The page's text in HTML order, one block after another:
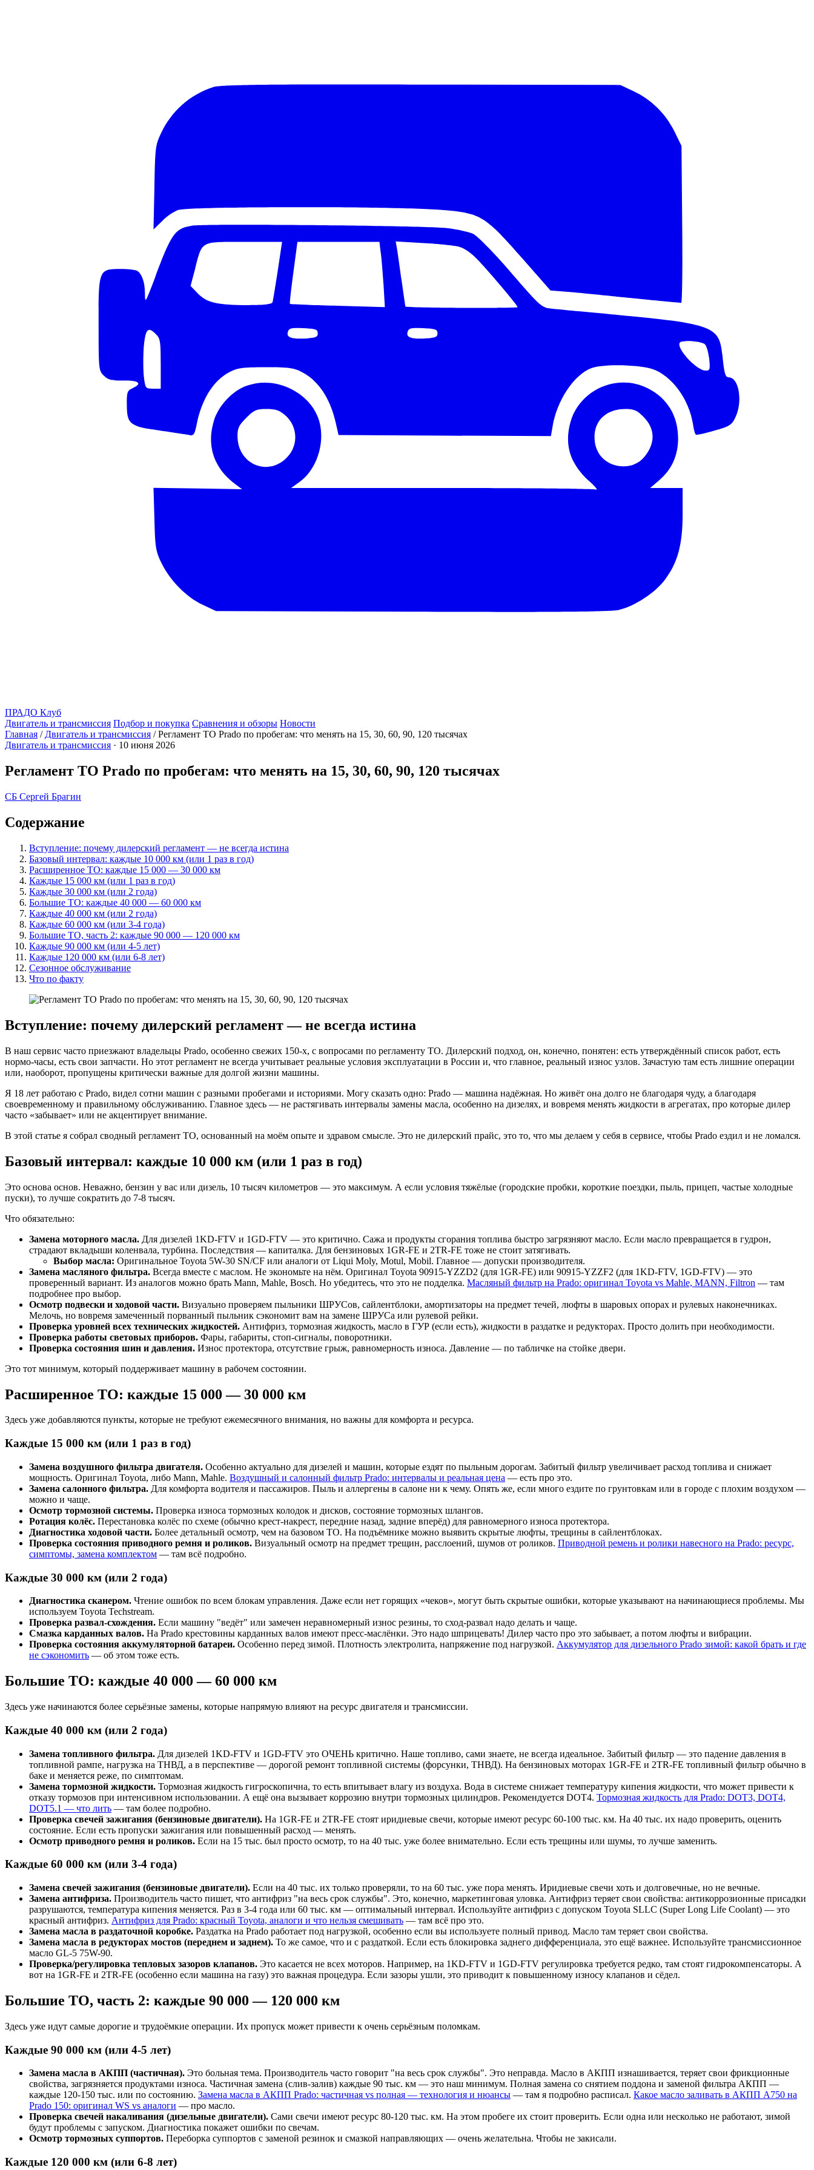
ПРАДО Клуб
Двигатель и трансмиссия Подбор и покупка Сравнения и обзоры Новости
Главная / Двигатель и трансмиссия / Регламент ТО Prado по пробегам: что менять на 15, 30, 60, 90, 120 тысячах
Двигатель и трансмиссия · 10 июня 2026
Регламент ТО Prado по пробегам: что менять на 15, 30, 60, 90, 120 тысячах
СБ Сергей Брагин
Содержание
Вступление: почему дилерский регламент — не всегда истина
Базовый интервал: каждые 10 000 км (или 1 раз в год)
Расширенное ТО: каждые 15 000 — 30 000 км
Каждые 15 000 км (или 1 раз в год)
Каждые 30 000 км (или 2 года)
Большие ТО: каждые 40 000 — 60 000 км
Каждые 40 000 км (или 2 года)
Каждые 60 000 км (или 3-4 года)
Большие ТО, часть 2: каждые 90 000 — 120 000 км
Каждые 90 000 км (или 4-5 лет)
Каждые 120 000 км (или 6-8 лет)
Сезонное обслуживание
Что по факту
Вступление: почему дилерский регламент — не всегда истина
В наш сервис часто приезжают владельцы Prado, особенно свежих 150-х, с вопросами по регламенту ТО. Дилерский подход, он, конечно, понятен: есть утверждённый список работ, есть
нормо-часы, есть свои запчасти. Но этот регламент не всегда учитывает реальные условия эксплуатации в России и, что главное, реальный износ узлов. Зачастую там есть лишние операции
или, наоборот, пропущены критически важные для долгой жизни машины.
Я 18 лет работаю с Prado, видел сотни машин с разными пробегами и историями. Могу сказать одно: Prado — машина надёжная. Но живёт она долго не благодаря чуду, а благодаря
своевременному и правильному обслуживанию. Главное здесь — не растягивать интервалы замены масла, особенно на дизелях, и вовремя менять жидкости в агрегатах, про которые дилер
часто «забывает» или не акцентирует внимание.
В этой статье я собрал сводный регламент ТО, основанный на моём опыте и здравом смысле. Это не дилерский прайс, это то, что мы делаем у себя в сервисе, чтобы Prado ездил и не ломался.
Базовый интервал: каждые 10 000 км (или 1 раз в год)
Это основа основ. Неважно, бензин у вас или дизель, 10 тысяч километров — это максимум. А если условия тяжёлые (городские пробки, короткие поездки, пыль, прицеп, частые холодные
пуски), то лучше сократить до 7-8 тысяч.
Что обязательно:
Замена моторного масла. Для дизелей 1KD-FTV и 1GD-FTV — это критично. Сажа и продукты сгорания топлива быстро загрязняют масло. Если масло превращается в гудрон,
страдают вкладыши коленвала, турбина. Последствия — капиталка. Для бензиновых 1GR-FE и 2TR-FE тоже не стоит затягивать.
Выбор масла: Оригинальное Toyota 5W-30 SN/CF или аналоги от Liqui Moly, Motul, Mobil. Главное — допуски производителя.
Замена масляного фильтра. Всегда вместе с маслом. Не экономьте на нём. Оригинал Toyota 90915-YZZD2 (для 1GR-FE) или 90915-YZZF2 (для 1KD-FTV, 1GD-FTV) — это
проверенный вариант. Из аналогов можно брать Mann, Mahle, Bosch. Но убедитесь, что это не подделка. Масляный фильтр на Prado: оригинал Toyota vs Mahle, MANN, Filtron — там
подробнее про выбор.
Осмотр подвески и ходовой части. Визуально проверяем пыльники ШРУСов, сайлентблоки, амортизаторы на предмет течей, люфты в шаровых опорах и рулевых наконечниках.
Мелочь, но вовремя замеченный порванный пыльник сэкономит вам на замене ШРУСа или рулевой рейки.
Проверка уровней всех технических жидкостей. Антифриз, тормозная жидкость, масло в ГУР (если есть), жидкости в раздатке и редукторах. Просто долить при необходимости.
Проверка работы световых приборов. Фары, габариты, стоп-сигналы, поворотники.
Проверка состояния шин и давления. Износ протектора, отсутствие грыж, равномерность износа. Давление — по табличке на стойке двери.
Это тот минимум, который поддерживает машину в рабочем состоянии.
Расширенное ТО: каждые 15 000 — 30 000 км
Здесь уже добавляются пункты, которые не требуют ежемесячного внимания, но важны для комфорта и ресурса.
Каждые 15 000 км (или 1 раз в год)
Замена воздушного фильтра двигателя. Особенно актуально для дизелей и машин, которые ездят по пыльным дорогам. Забитый фильтр увеличивает расход топлива и снижает
мощность. Оригинал Toyota, либо Mann, Mahle. Воздушный и салонный фильтр Prado: интервалы и реальная цена — есть про это.
Замена салонного фильтра. Для комфорта водителя и пассажиров. Пыль и аллергены в салоне ни к чему. Опять же, если много ездите по грунтовкам или в городе с плохим воздухом —
можно и чаще.
Осмотр тормозной системы. Проверка износа тормозных колодок и дисков, состояние тормозных шлангов.
Ротация колёс. Перестановка колёс по схеме (обычно крест-накрест, передние назад, задние вперёд) для равномерного износа протектора.
Диагностика ходовой части. Более детальный осмотр, чем на базовом ТО. На подъёмнике можно выявить скрытые люфты, трещины в сайлентблоках.
Проверка состояния приводного ремня и роликов. Визуальный осмотр на предмет трещин, расслоений, шумов от роликов. Приводной ремень и ролики навесного на Prado: ресурс,
симптомы, замена комплектом — там всё подробно.
Каждые 30 000 км (или 2 года)
Диагностика сканером. Чтение ошибок по всем блокам управления. Даже если нет горящих «чеков», могут быть скрытые ошибки, которые указывают на начинающиеся проблемы. Мы
используем Toyota Techstream.
Проверка развал-схождения. Если машину "ведёт" или замечен неравномерный износ резины, то сход-развал надо делать и чаще.
Смазка карданных валов. На Prado крестовины карданных валов имеют пресс-маслёнки. Это надо шприцевать! Дилер часто про это забывает, а потом люфты и вибрации.
Проверка состояния аккумуляторной батареи. Особенно перед зимой. Плотность электролита, напряжение под нагрузкой. Аккумулятор для дизельного Prado зимой: какой брать и где
не сэкономить — об этом тоже есть.
Большие ТО: каждые 40 000 — 60 000 км
Здесь уже начинаются более серьёзные замены, которые напрямую влияют на ресурс двигателя и трансмиссии.
Каждые 40 000 км (или 2 года)
Замена топливного фильтра. Для дизелей 1KD-FTV и 1GD-FTV это ОЧЕНЬ критично. Наше топливо, сами знаете, не всегда идеальное. Забитый фильтр — это падение давления в
топливной рампе, нагрузка на ТНВД, а в перспективе — дорогой ремонт топливной системы (форсунки, ТНВД). На бензиновых моторах 1GR-FE и 2TR-FE топливный фильтр обычно в
баке и меняется реже, по симптомам.
Замена тормозной жидкости. Тормозная жидкость гигроскопична, то есть впитывает влагу из воздуха. Вода в системе снижает температуру кипения жидкости, что может привести к
отказу тормозов при интенсивном использовании. А ещё она вызывает коррозию внутри тормозных цилиндров. Рекомендуется DOT4. Тормозная жидкость для Prado: DOT3, DOT4,
DOT5.1 — что лить — там более подробно.
Проверка свечей зажигания (бензиновые двигатели). На 1GR-FE и 2TR-FE стоят иридиевые свечи, которые имеют ресурс 60-100 тыс. км. На 40 тыс. их надо проверить, оценить
состояние. Если есть пропуски зажигания или повышенный расход — менять.
Осмотр приводного ремня и роликов. Если на 15 тыс. был просто осмотр, то на 40 тыс. уже более внимательно. Если есть трещины или шумы, то лучше заменить.
Каждые 60 000 км (или 3-4 года)
Замена свечей зажигания (бензиновые двигатели). Если на 40 тыс. их только проверяли, то на 60 тыс. уже пора менять. Иридиевые свечи хоть и долговечные, но не вечные.
Замена антифриза. Производитель часто пишет, что антифриз "на весь срок службы". Это, конечно, маркетинговая уловка. Антифриз теряет свои свойства: антикоррозионные присадки
разрушаются, температура кипения меняется. Раз в 3-4 года или 60 тыс. км — оптимальный интервал. Используйте антифриз с допуском Toyota SLLC (Super Long Life Coolant) — это
красный антифриз. Антифриз для Prado: красный Toyota, аналоги и что нельзя смешивать — там всё про это.
Замена масла в раздаточной коробке. Раздатка на Prado работает под нагрузкой, особенно если вы используете полный привод. Масло там теряет свои свойства.
Замена масла в редукторах мостов (переднем и заднем). То же самое, что и с раздаткой. Если есть блокировка заднего дифференциала, это ещё важнее. Используйте трансмиссионное
масло GL-5 75W-90.
Проверка/регулировка тепловых зазоров клапанов. Это касается не всех моторов. Например, на 1KD-FTV и 1GD-FTV регулировка требуется редко, там стоят гидрокомпенсаторы. А
вот на 1GR-FE и 2TR-FE (особенно если машина на газу) это важная процедура. Если зазоры ушли, это приводит к повышенному износу клапанов и сёдел.
Большие ТО, часть 2: каждые 90 000 — 120 000 км
Здесь уже идут самые дорогие и трудоёмкие операции. Их пропуск может привести к очень серьёзным поломкам.
Каждые 90 000 км (или 4-5 лет)
Замена масла в АКПП (частичная). Это больная тема. Производитель часто говорит "на весь срок службы". Это неправда. Масло в АКПП изнашивается, теряет свои фрикционные
свойства, загрязняется продуктами износа. Частичная замена (слив-залив) каждые 90 тыс. км — это наш минимум. Полная замена со снятием поддона и заменой фильтра АКПП —
каждые 120-150 тыс. или по состоянию. Замена масла в АКПП Prado: частичная vs полная — технология и нюансы — там я подробно расписал. Какое масло заливать в АКПП A750 на
Prado 150: оригинал WS vs аналоги — про масло.
Проверка свечей накаливания (дизельные двигатели). Сами свечи имеют ресурс 80-120 тыс. км. На этом пробеге их стоит проверить. Если одна или несколько не работают, зимой
будут проблемы с запуском. Диагностика покажет ошибки по свечам.
Осмотр тормозных суппортов. Переборка суппортов с заменой резинок и смазкой направляющих — очень желательна. Чтобы не закисали.
Каждые 120 000 км (или 6-8 лет)